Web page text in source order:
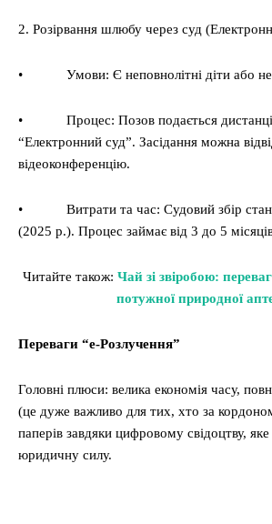
2. Розірвання шлюбу через суд
• Умови: Є неповнолітні діти або
• Процес: Позов подається
“Електронний суд”. Засідання можна
відеоконференцію.
• Витрати та час: Судовий збір
(2025 р.). Процес займає від 3 до 5
Читайте також: Чай зі звіробою:
потужної природної
Переваги “е-Розлучення”
Головні плюси: велика економія часу,
(це дуже важливо для тих, хто за
паперів завдяки цифровому свідоцтву,
юридичну силу.